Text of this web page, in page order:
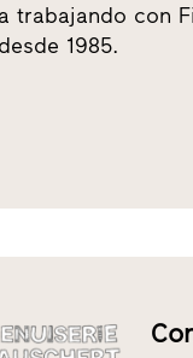
trabajando con
desde 1985.